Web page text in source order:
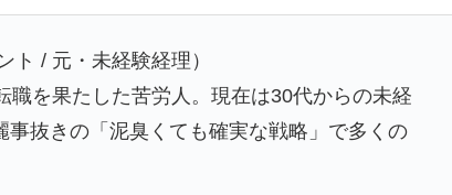
ト / 元・未経験経理）
を果たした苦労人。現在は30代からの未経
抜きの「泥臭くても確実な戦略」で多くの